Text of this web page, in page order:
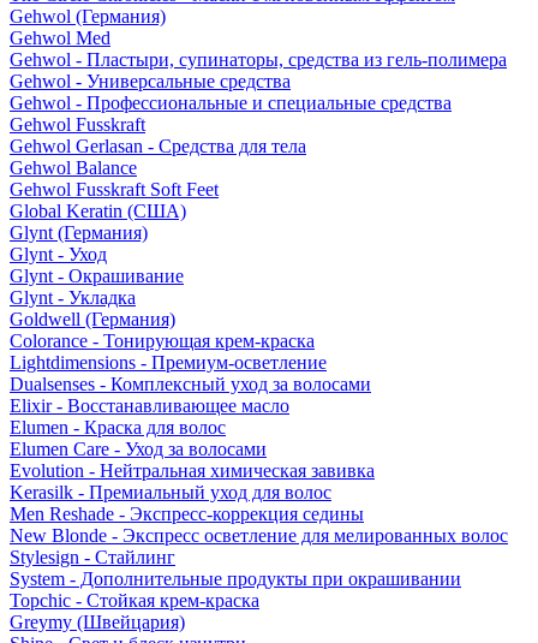
Gehwol (Германия)
Gehwol Med
Gehwol - Пластыри, супинаторы, средства из гель-полимера
Gehwol - Универсальные средства
Gehwol - Профессиональные и специальные средства
Gehwol Fusskraft
Gehwol Gerlasan - Средства для тела
Gehwol Balance
Gehwol Fusskraft Soft Feet
Global Keratin (США)
Glynt (Германия)
Glynt - Уход
Glynt - Окрашивание
Glynt - Укладка
Goldwell (Германия)
Colorance - Тонирующая крем-краска
Lightdimensions - Премиум-осветление
Dualsenses - Комплексный уход за волосами
Elixir - Восстанавливающее масло
Elumen - Краска для волос
Elumen Care - Уход за волосами
Evolution - Нейтральная химическая завивка
Kerasilk - Премиальный уход для волос
Men Reshade - Экспресс-коррекция седины
New Blonde - Экспресс осветление для мелированных волос
Stylesign - Стайлинг
System - Дополнительные продукты при окрашивании
Topchic - Стойкая крем-краска
Greymy (Швейцария)